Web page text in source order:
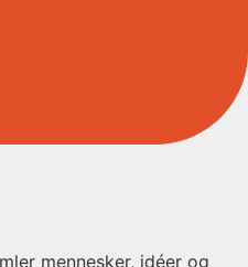
mennesker, idéer og